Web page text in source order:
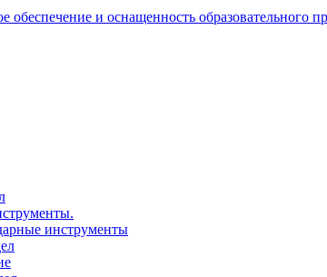
обеспечение и оснащенность образовательного
инструменты